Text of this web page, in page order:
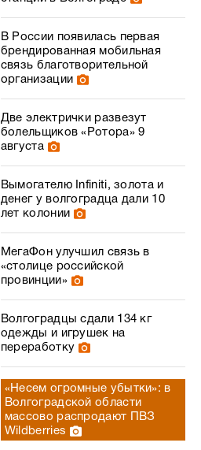
В России появилась первая
брендированная мобильная
связь благотворительной
организации
Две электрички развезут
болельщиков «Ротора» 9
августа
Вымогателю Infiniti, золота и
денег у волгоградца дали 10
лет колонии
МегаФон улучшил связь в
«столице российской
провинции»
Волгоградцы сдали 134 кг
одежды и игрушек на
переработку
«Несем огромные убытки»: в
Волгоградской области
массово распродают ПВЗ
Wildberries